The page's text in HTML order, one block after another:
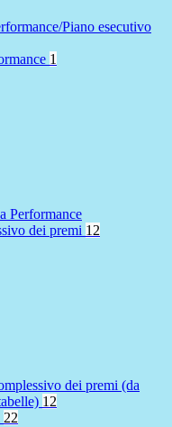
Piano esecutivo
1
Performance
dei premi 12
dei premi (da
12
22